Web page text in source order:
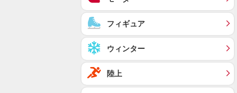
フィギュア
ウィンター
陸上